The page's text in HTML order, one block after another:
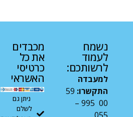
נשמח
לעמוד
לרשותכם:
למעבדה
התקשרו: 59
00 995 –
מכבדים
את כל
כרטיסי
האשראי
ניתן גם
לשלם